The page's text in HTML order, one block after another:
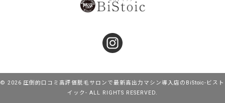
© 2026 圧倒的口コミ高評価脱毛サロンで最新高出力マシン導入店のBiStoic-ビスト
イック- ALL RIGHTS RESERVED.